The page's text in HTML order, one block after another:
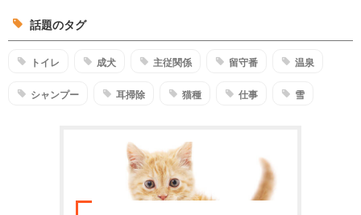
話題のタグ
トイレ 成犬 主従関係 留守番 温泉
シャンプー 耳掃除 猫種 仕事 雪